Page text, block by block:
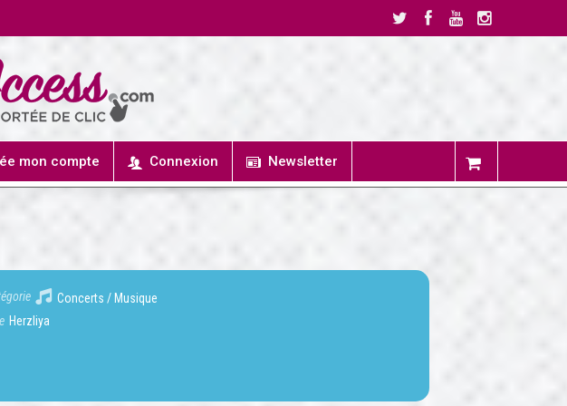
mon compte Connexion Newsletter
Concerts / Musique
Herzliya